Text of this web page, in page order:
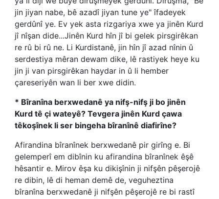
jin jiyan nabe, bê azadî jiyan tune ye" îfadeyek
gerdûnî ye. Ev yek asta rizgariya xwe ya jinên Kurd
jî nîşan dide...Jinên Kurd hîn jî bi gelek pirsgirêkan
re rû bi rû ne. Li Kurdistanê, jin hîn jî azad nînin û
serdestiya mêran dewam dike, lê rastiyek heye ku
jin ji van pirsgirêkan haydar in û li hember
çareseriyên wan li ber xwe didin.
* Bîranîna berxwedanê ya nifş-nifş ji bo jinên
Kurd tê çi wateyê? Tevgera jinên Kurd çawa
têkoşînek li ser bingeha bîranînê diafirîne?
Afirandina bîranînek berxwedanê pir girîng e. Bi
gelemperî em dibînin ku afirandina bîranînek êşê
hêsantir e. Mirov êşa ku dikişînin ji nifşên pêşerojê
re dibin, lê di heman demê de, veguheztina
bîranîna berxwedanê ji nifşên pêşerojê re bi rastî